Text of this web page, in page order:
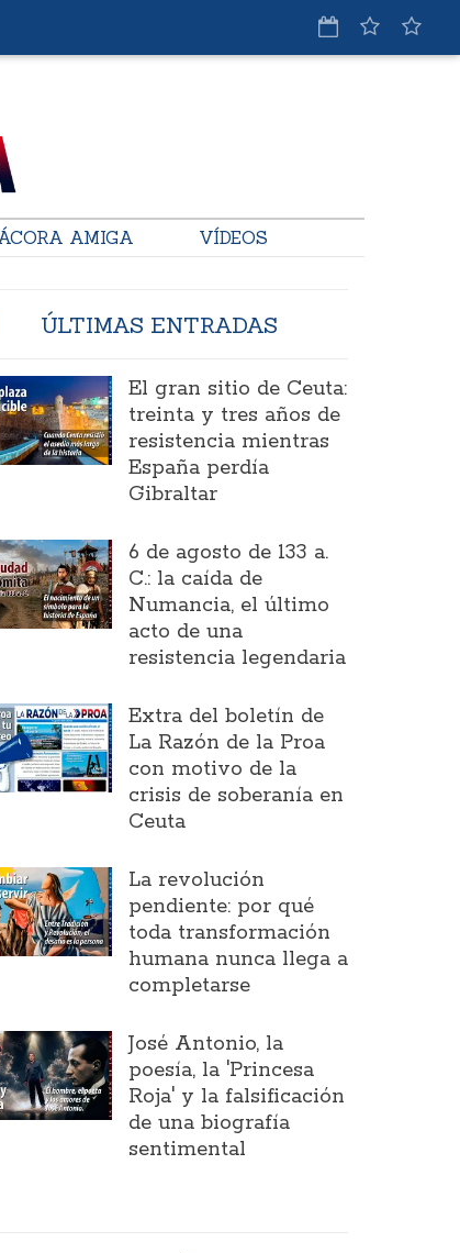
AMIGA VÍDEOS
ÚLTIMAS ENTRADAS
El gran sitio de Ceuta:
treinta y tres años de
resistencia mientras
España perdía
Gibraltar
6 de agosto de 133 a.
C.: la caída de
Numancia, el último
acto de una
resistencia legendaria
Extra del boletín de
La Razón de la Proa
con motivo de la
crisis de soberanía en
Ceuta
La revolución
pendiente: por qué
toda transformación
humana nunca llega a
completarse
José Antonio, la
poesía, la 'Princesa
Roja' y la falsificación
de una biografía
sentimental